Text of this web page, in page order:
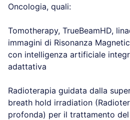
Oncologia, quali:
Tomotherapy, TrueBeamHD,
immagini di Risonanza
con intelligenza artificiale
adattativa
Radioterapia guidata dalla
breath hold irradiation
profonda) per il trattamento